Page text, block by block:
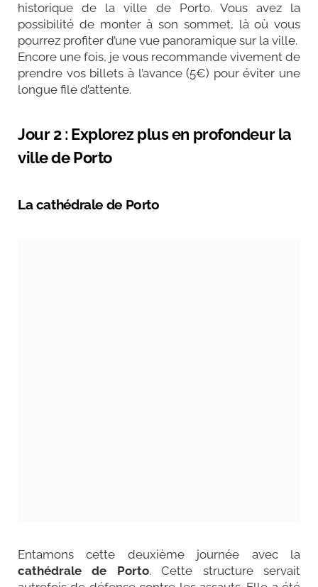
historique de la ville de Porto. Vous avez la
possibilité de monter à son sommet, là où vous
pourrez profiter d’une vue panoramique sur la ville.
Encore une fois, je vous recommande vivement de
prendre vos billets à l’avance (5€) pour éviter une
longue file d’attente.
Jour 2 : Explorez plus en profondeur la
ville de Porto
La cathédrale de Porto
Entamons cette deuxième journée avec la
cathédrale de Porto. Cette structure servait